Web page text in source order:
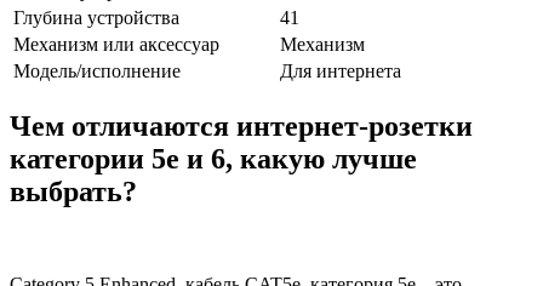
Глубина устройства
41
Механизм или аксессуар
Механизм
Модель/исполнение
Для интернета
Чем отличаются интернет-розетки
категории 5е и 6, какую лучше
выбрать?